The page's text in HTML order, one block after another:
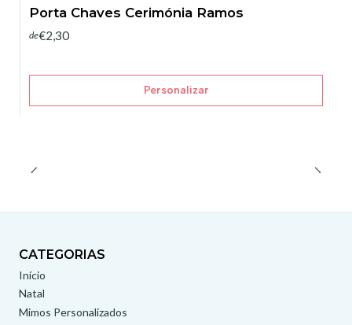
Porta Chaves Cerimónia Ramos
de€2,30
Personalizar
CATEGORIAS
Início
Natal
Mimos Personalizados